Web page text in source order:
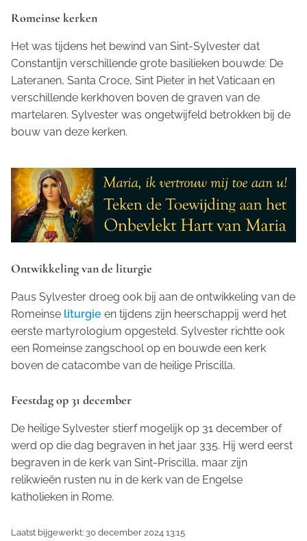
Romeinse kerken
Het was tijdens het bewind van Sint-Sylvester dat
Constantijn verschillende grote basilieken bouwde: De
Lateranen, Santa Croce, Sint Pieter in het Vaticaan en
verschillende kerkhoven boven de graven van de
martelaren. Sylvester was ongetwijfeld betrokken bij de
bouw van deze kerken.
Ontwikkeling van de liturgie
Paus Sylvester droeg ook bij aan de ontwikkeling van de
Romeinse liturgie en tijdens zijn heerschappij werd het
eerste martyrologium opgesteld. Sylvester richtte ook
een Romeinse zangschool op en bouwde een kerk
boven de catacombe van de heilige Priscilla.
Feestdag op 31 december
De heilige Sylvester stierf mogelijk op 31 december of
werd op die dag begraven in het jaar 335. Hij werd eerst
begraven in de kerk van Sint-Priscilla, maar zijn
relikwieën rusten nu in de kerk van de Engelse
katholieken in Rome.
Laatst bijgewerkt: 30 december 2024 13:15